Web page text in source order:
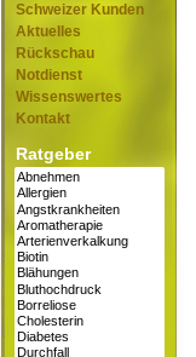
Schweizer Kunden
Aktuelles
Rückschau
Notdienst
Wissenswertes
Kontakt
Ratgeber